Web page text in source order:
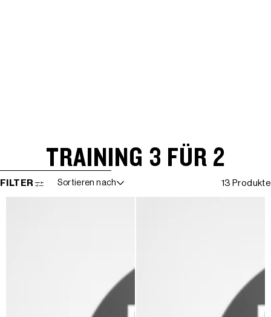
TRAINING 3 FÜR 2
WEITER ZUR ERGEBNISLISTE
FILTER Sortieren nach 13 Produkte